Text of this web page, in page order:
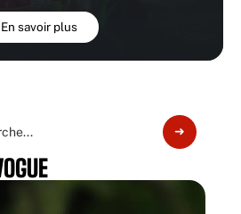
En savoir plus